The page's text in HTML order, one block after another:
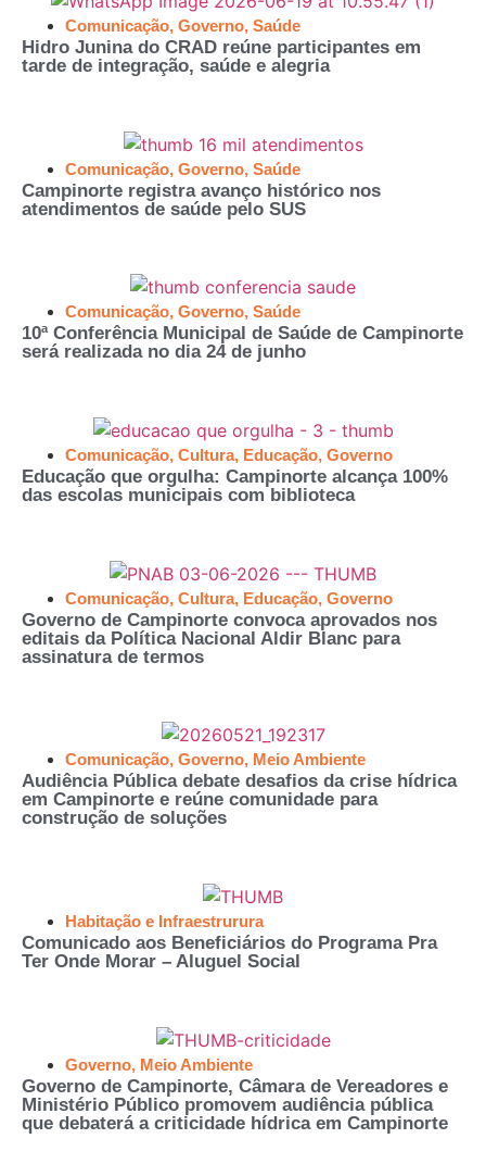
Comunicação, Governo, Saúde
Hidro Junina do CRAD reúne participantes em
tarde de integração, saúde e alegria
Comunicação, Governo, Saúde
Campinorte registra avanço histórico nos
atendimentos de saúde pelo SUS
Comunicação, Governo, Saúde
10ª Conferência Municipal de Saúde de Campinorte
será realizada no dia 24 de junho
Comunicação, Cultura, Educação, Governo
Educação que orgulha: Campinorte alcança 100%
das escolas municipais com biblioteca
Comunicação, Cultura, Educação, Governo
Governo de Campinorte convoca aprovados nos
editais da Política Nacional Aldir Blanc para
assinatura de termos
Comunicação, Governo, Meio Ambiente
Audiência Pública debate desafios da crise hídrica
em Campinorte e reúne comunidade para
construção de soluções
Habitação e Infraestrurura
Comunicado aos Beneficiários do Programa Pra
Ter Onde Morar – Aluguel Social
Governo, Meio Ambiente
Governo de Campinorte, Câmara de Vereadores e
Ministério Público promovem audiência pública
que debaterá a criticidade hídrica em Campinorte